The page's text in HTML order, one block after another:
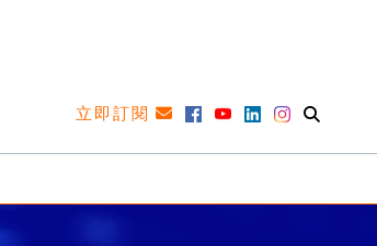
立即訂閱